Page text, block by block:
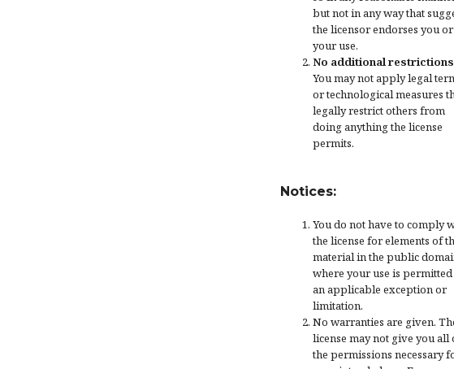
but not in any way that
the licensor endorses you or
your use.
No additional restrictions
You may not apply legal
ortechnological measures
legally restrict others from
doing anything the license
permits.
Notices:
You do not have to comply
the license for elements of
material in the public
where your use is
an applicable exception or
limitation.
No warranties are given.
license may not give you all
the permissions necessary